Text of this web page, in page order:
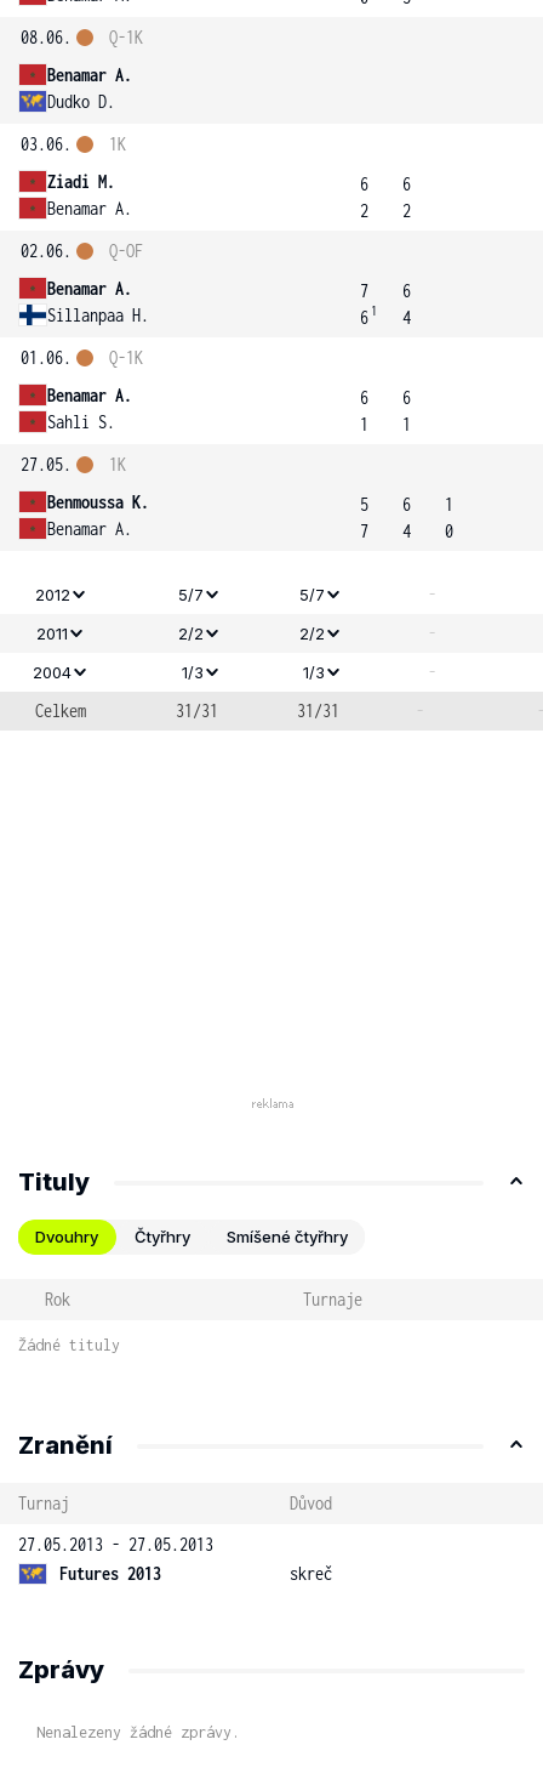
08.06.
Benamar A.
Dudko D.
Q-1K
03.06.
Ziadi M.
Benamar A.
1K
6
2
6
2
02.06.
Benamar A.
Sillanpaa H.
Q-OF
7
6 1
6
4
01.06.
Benamar A.
Sahli S.
Q-1K
6
1
6
1
27.05.
Benmoussa K.
Benamar A.
1K
5
7
6
4
1
0
2012 5/7 5/7 -
2011 2/2 2/2 -
2004 1/3 1/3
-
Celkem
31/31 31/31 -
Tituly
Dvouhry Čtyřhry Smíšené čtyřhry
Rok Turnaje
Žádné tituly
Zranění
Turnaj
Důvod
27.05.2013 - 27.05.2013
Futures 2013
skreč
Zprávy
Nenalezeny žádné zprávy.